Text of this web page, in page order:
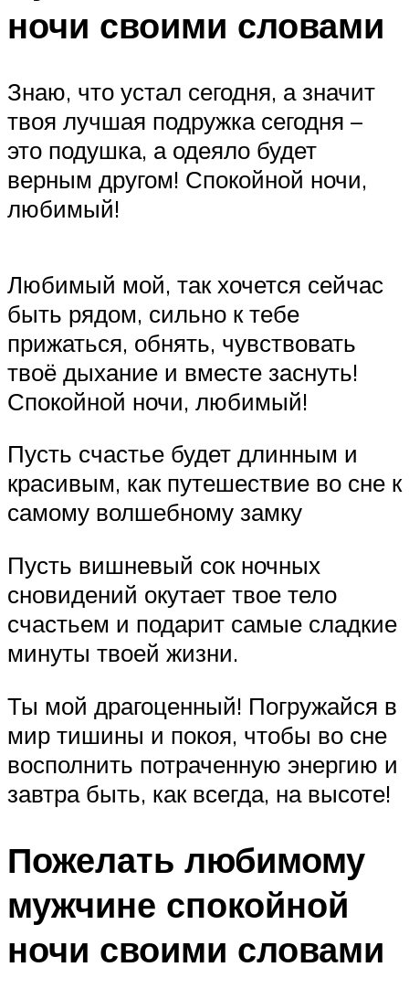
ночи своими словами
Знаю, что устал сегодня, а значит
твоя лучшая подружка сегодня –
это подушка, а одеяло будет
верным другом! Спокойной ночи,
любимый!
Любимый мой, так хочется сейчас
быть рядом, сильно к тебе
прижаться, обнять, чувствовать
твоё дыхание и вместе заснуть!
Спокойной ночи, любимый!
Пусть счастье будет длинным и
красивым, как путешествие во сне к
самому волшебному замку
Пусть вишневый сок ночных
сновидений окутает твое тело
счастьем и подарит самые сладкие
минуты твоей жизни.
Ты мой драгоценный! Погружайся в
мир тишины и покоя, чтобы во сне
восполнить потраченную энергию и
завтра быть, как всегда, на высоте!
Пожелать любимому
мужчине спокойной
ночи своими словами